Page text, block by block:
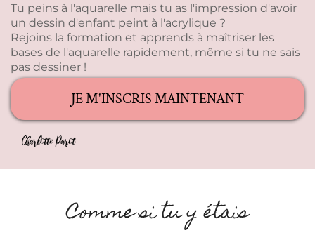
Tu peins à l'aquarelle mais tu as l'impression d'avoir
un dessin d'enfant peint à l'acrylique ?
Rejoins la formation et apprends à maîtriser les
bases de l'aquarelle rapidement, même si tu ne sais
pas dessiner !
JE M'INSCRIS MAINTENANT
Comme si tu y étais